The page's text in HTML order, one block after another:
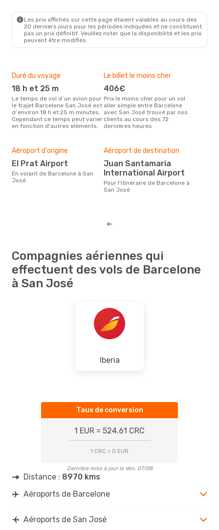
Les prix affichés sur cette page étaient valables au cours des
20 derniers jours pour les périodes indiquées et ne constituent
pas un prix définitif. Veuillez noter que la disponibilité et les prix
peuvent être modifiés.
Duré du voyage
18 h et 25 m
Le temps de vol d´un avion pour
le trajet Barcelone San José est
d´environ 18 h et 25 m minutes,
Cependant ce temps peut varier
en fonction d'autres eléments.
Le billet le moins cher
406€
Prix le moins cher pour un vol
aller simple entre Barcelone
avec San José trouvé par nos
clients au cours des 72
dernières heures
Aéroport d'origine
El Prat Airport
En volant de Barcelone à San
José
Aéroport de destination
Juan Santamaria
International Airport
Pour l'itinéraire de Barcelone à
San José
Compagnies aériennes qui
effectuent des vols de Barcelone
à San José
Iberia
Taux de conversion
1 EUR = 524.61 CRC
1 CRC = 0 EUR
Dernière mise à jour le Ven. 07/08
Distance : 8970 kms
Aéroports de Barcelone
Aéroports de San José